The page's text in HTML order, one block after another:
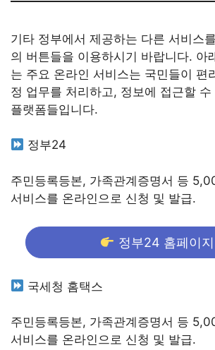
기타 정부에서 제공하는 다른 서비스
의 버튼들을 이용하시기 바랍니다. 아
는 주요 온라인 서비스는 국민들이 편
정 업무를 처리하고, 정보에 접근할
플랫폼들입니다.
정부24
주민등록등본, 가족관계증명서 등
서비스를 온라인으로 신청 및 발급.
정부24 홈페이지
국세청 홈택스
주민등록등본, 가족관계증명서 등
서비스를 온라인으로 신청 및 발급.